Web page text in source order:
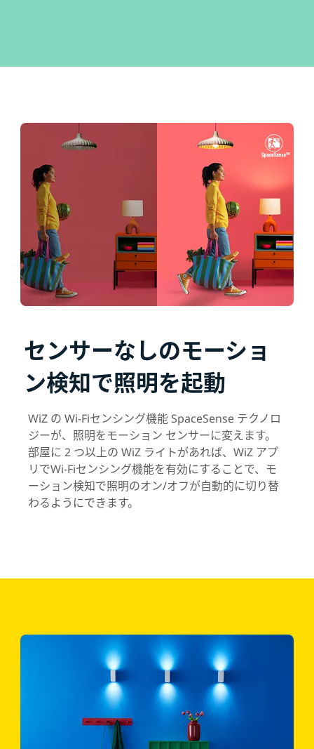
センサーなしのモーショ
ン検知で照明を起動
WiZ の Wi-Fiセンシング機能 SpaceSense テクノロ
ジーが、照明をモーション センサーに変えます。
部屋に 2 つ以上の WiZ ライトがあれば、WiZ アプ
リでWi-Fiセンシング機能を有効にすることで、モ
ーション検知で照明のオン/オフが自動的に切り替
わるようにできます。